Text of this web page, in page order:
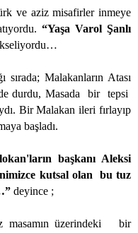
ve aziz misafirler inmeye
“Yaşa Varol Şanlı
sırada; Malakanların Atası
durdu, Masada bir
tepsi
Bir Malakan ileri fırlayıp
başladı.
başkanı Aleksi
kutsal olan
bu tuz
deyince ;
üzerindeki
bir